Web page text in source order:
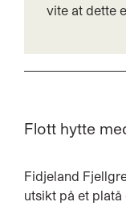
vite at dette
Fidjeland
utsikt på et